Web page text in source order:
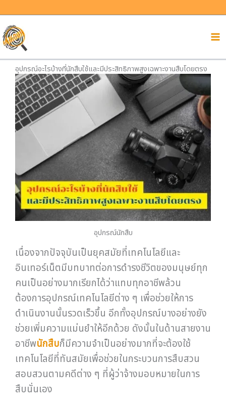
to
content
อุปกรณ์อะไรบ้างที่นักสืบใช้และมีประสิทธิภาพสูงเฉพาะงานสืบโดยตรง
อุปกรณ์นักสืบ
เนื่องจากปัจจุบันเป็นยุคสมัยที่เทคโนโลยีและ
อินเทอร์เน็ตมีบทบาทต่อการดำรงชีวิตของมนุษย์ทุก
คนเป็นอย่างมากเรียกได้ว่าแทบทุกอาชีพล้วน
ต้องการอุปกรณ์เทคโนโลยีต่าง ๆ เพื่อช่วยให้การ
ดำเนินงานนั้นรวดเร็วขึ้น อีกทั้งอุปกรณ์บางอย่างยัง
ช่วยเพิ่มความแม่นยำให้อีกด้วย ดังนั้นในด้านสายงาน
อาชีพนักสืบก็มีความจำเป็นอย่างมากที่จะต้องใช้
เทคโนโลยีที่ทันสมัยเพื่อช่วยในกระบวนการสืบสวน
สอบสวนตามคดีต่าง ๆ ที่ผู้ว่าจ้างมอบหมายในการ
สืบนั่นเอง